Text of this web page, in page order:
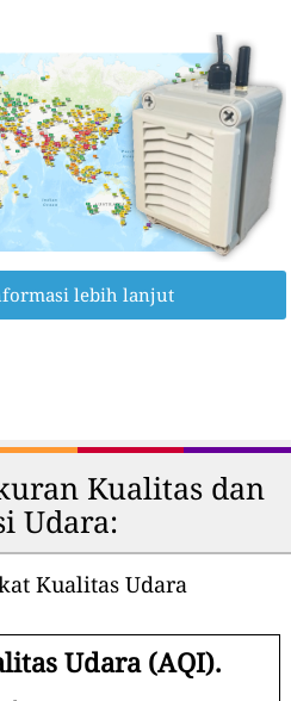
lebih lanjut
Kualitas dan
Udara:
Kualitas Udara
Udara (AQI).